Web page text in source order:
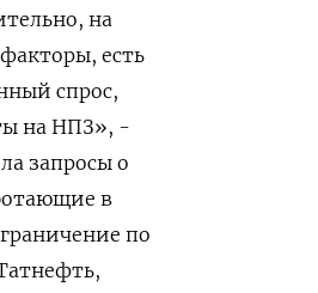
на
есть
спрос,
на НПЗ», -
запросы о
в
по